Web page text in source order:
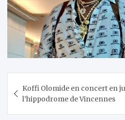
de
l’article
Koffi Olomide en concert en
l’hippodrome de Vincennes